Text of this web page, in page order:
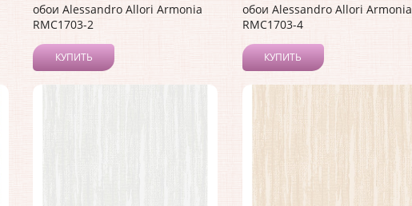
обои Alessandro Allori Armonia
RMC1703-2
КУПИТЬ
обои Alessandro Allori Armonia
RMC1703-4
КУПИТЬ